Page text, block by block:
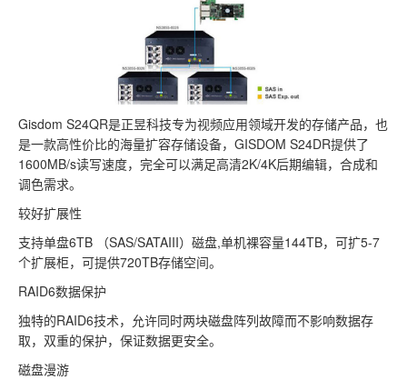
Gisdom S24QR是正昱科技专为视频应用领域开发的存储产品，也
是一款高性价比的海量扩容存储设备，GISDOM S24DR提供了
1600MB/s读写速度，完全可以满足高清2K/4K后期编辑，合成和
调色需求。
较好扩展性
支持单盘6TB （SAS/SATAIII）磁盘,单机裸容量144TB，可扩5-7
个扩展柜，可提供720TB存储空间。
RAID6数据保护
独特的RAID6技术，允许同时两块磁盘阵列故障而不影响数据存
取，双重的保护，保证数据更安全。
磁盘漫游